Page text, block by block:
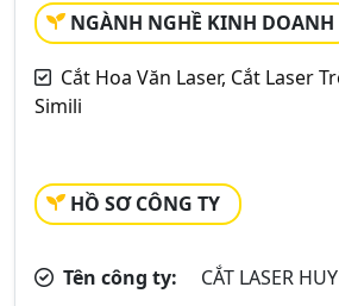
NGÀNH NGHỀ KINH DOANH
Cắt Hoa Văn Laser, Cắt Laser
Simili
HỒ SƠ CÔNG TY
Tên công ty: CẮT LASER